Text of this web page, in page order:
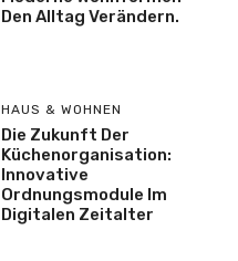
Den Alltag Verändern.
HAUS & WOHNEN
Die Zukunft Der
Küchenorganisation:
Innovative
Ordnungsmodule Im
Digitalen Zeitalter